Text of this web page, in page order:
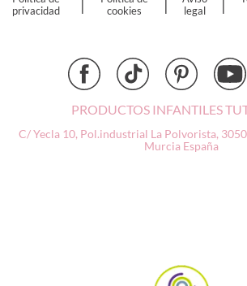
privacidad
|
cookies
|
legal
|
PRODUCTOS INFANTILES
C/ Yecla 10, Pol.industrial La Polvorista,
Murcia España